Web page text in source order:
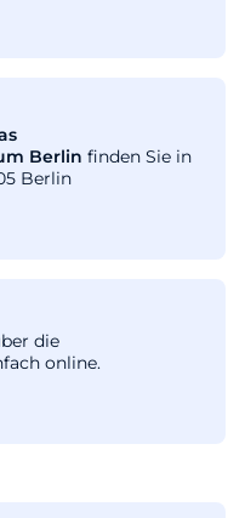
Berlin finden Sie in
Berlin
die
online.